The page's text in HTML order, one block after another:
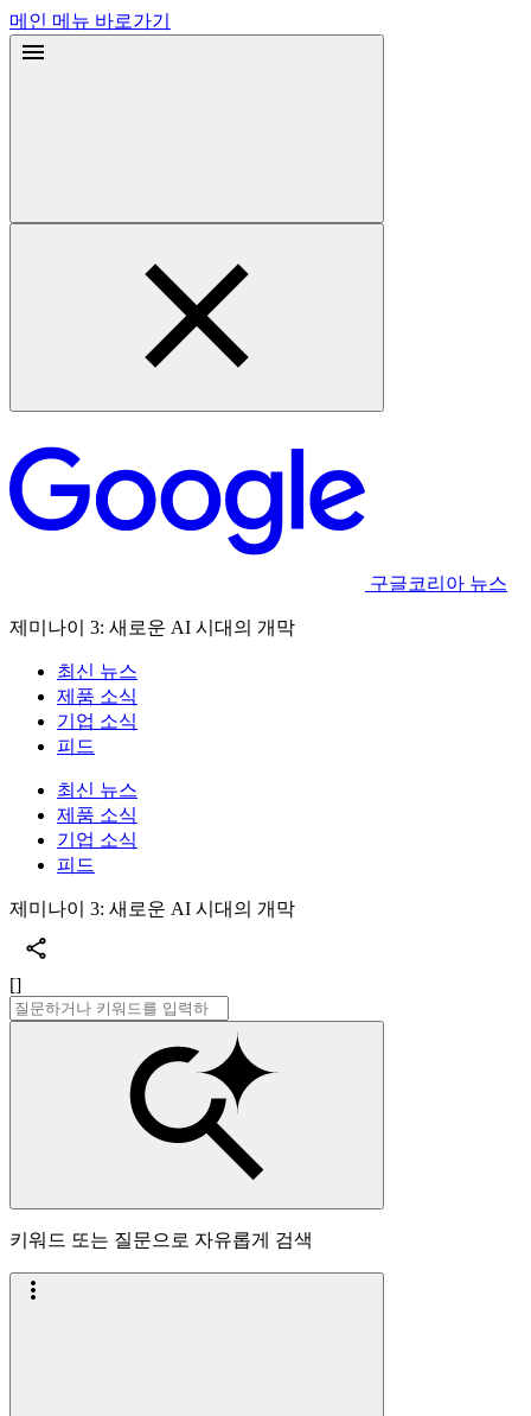
메인 메뉴 바로가기
구글코리아 뉴스
제미나이 3: 새로운 AI 시대의 개막
최신 뉴스
제품 소식
기업 소식
피드
최신 뉴스
제품 소식
기업 소식
피드
제미나이 3: 새로운 AI 시대의 개막
[]
키워드 또는 질문으로 자유롭게 검색